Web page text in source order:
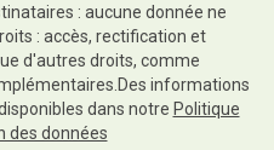
: aucune donnée ne
: accès, rectification et
d'autres droits, comme
informations
dans notre Politique
des données